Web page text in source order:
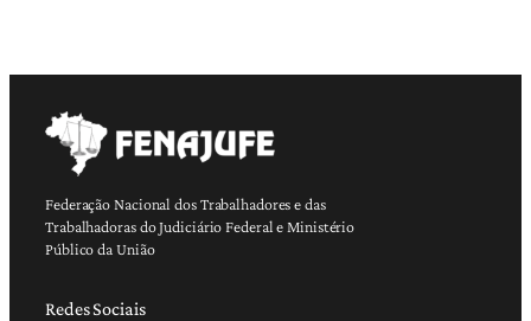
Federação Nacional dos Trabalhadores e das
Trabalhadoras do Judiciário Federal e Ministério
Público da União
Redes Sociais